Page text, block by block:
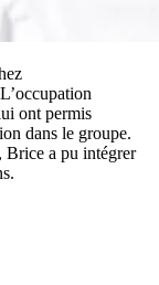
ont permis
dans le groupe.
Brice a pu intégrer